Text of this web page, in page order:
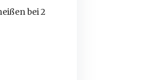
bei 2